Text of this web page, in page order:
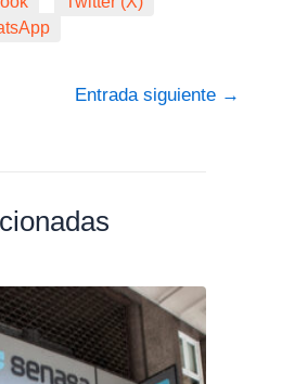
Entrada siguiente →